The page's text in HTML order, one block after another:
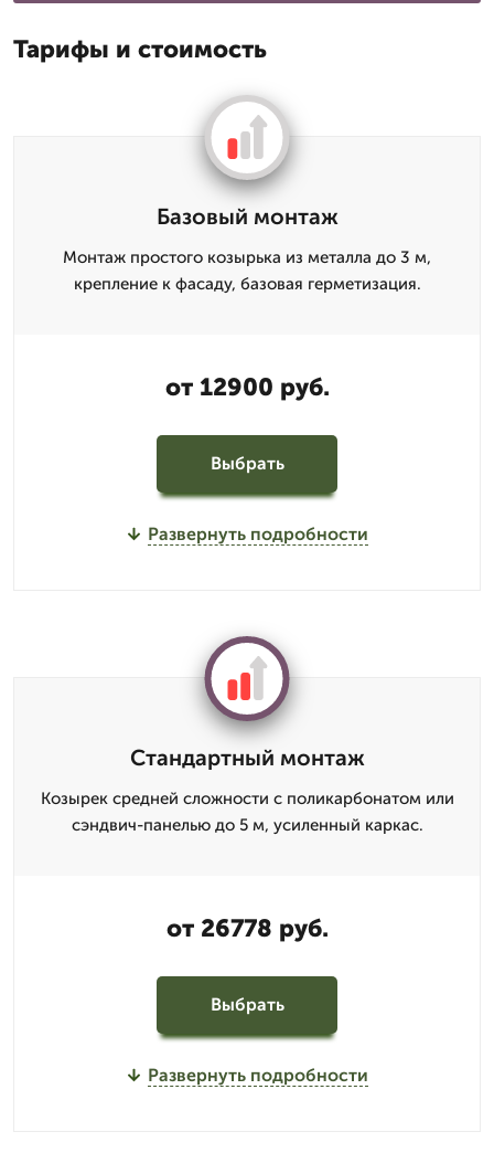
Тарифы и стоимость
Базовый монтаж
Монтаж простого козырька из металла до 3 м,
крепление к фасаду, базовая герметизация.
от 12900 руб.
Выбрать
Развернуть подробности
Стандартный монтаж
Козырек средней сложности с поликарбонатом или
сэндвич-панелью до 5 м, усиленный каркас.
от 26778 руб.
Выбрать
Развернуть подробности